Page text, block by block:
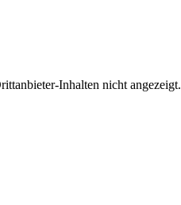
Inhalten nicht angezeigt.